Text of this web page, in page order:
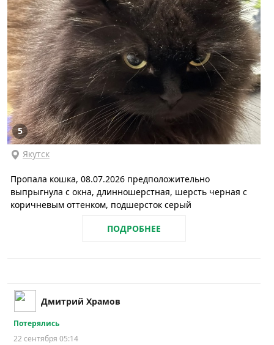
5
Якутск
Пропала кошка, 08.07.2026 предположительно
выпрыгнула с окна, длинношерстная, шерсть черная с
коричневым оттенком, подшерсток серый
ПОДРОБНЕЕ
Дмитрий Храмов
Потерялись
22 сентября 05:14